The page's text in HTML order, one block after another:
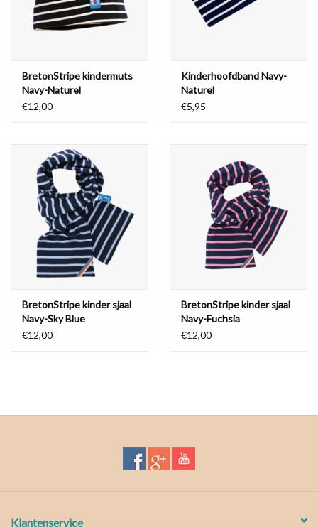
BretonStripe kindermuts
Navy-Naturel
€12,00
Kinderhoofdband Navy-
Naturel
€5,95
BretonStripe kinder sjaal
Navy-Sky Blue
€12,00
BretonStripe kinder sjaal
Navy-Fuchsia
€12,00
Klantenservice